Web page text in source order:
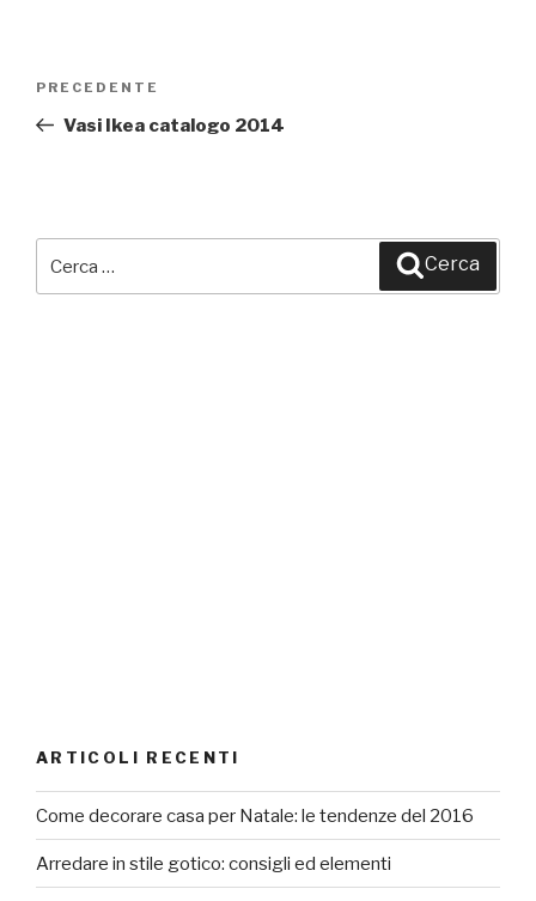
Articolo
precedente:
PRECEDENTE
Vasi Ikea catalogo 2014
Cerca
ARTICOLI RECENTI
Come decorare casa per Natale: le tendenze del 2016
Arredare in stile gotico: consigli ed elementi